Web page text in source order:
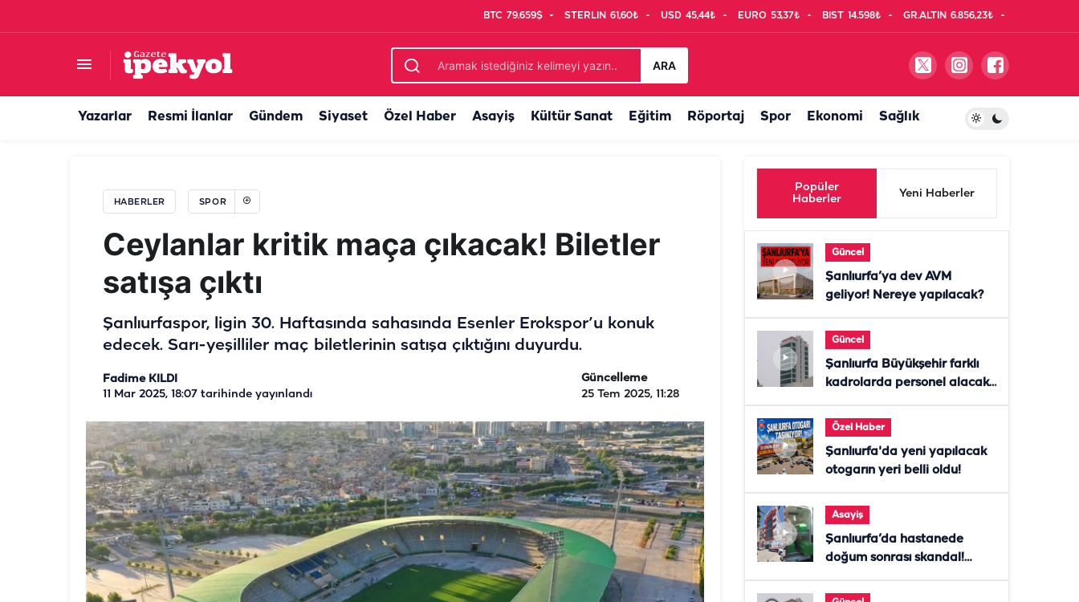
BTC 79.659$ STERLIN 61,60₺ USD 45,44₺ EURO 53,37₺ BIST 14.598₺ GR.ALTIN 6.856,23₺
ARA
Yazarlar Resmi İlanlar Gündem Siyaset Özel Haber Asayiş Kültür Sanat Eğitim Röportaj Spor Ekonomi Sağlık
HABERLER SPOR
Ceylanlar kritik maça çıkacak! Biletler
satışa çıktı
Şanlıurfaspor, ligin 30. Haftasında sahasında Esenler Erokspor’u konuk
edecek. Sarı-yeşilliler maç biletlerinin satışa çıktığını duyurdu.
Fadime KILDI
11 Mar 2025, 18:07 tarihinde yayınlandı
Güncelleme
25 Tem 2025, 11:28
Popüler
Haberler
Yeni Haberler
Güncel
Şanlıurfa’ya dev AVM
geliyor! Nereye yapılacak?
Güncel
Şanlıurfa Büyükşehir farklı
kadrolarda personel alacak!
Özel Haber
Şanlıurfa'da yeni yapılacak
otogarın yeri belli oldu!
Asayiş
Şanlıurfa’da hastanede
doğum sonrası skandal!
Şanlıurfaspor’da transfer şov devam ediyor! Bir isim daha açıklandı